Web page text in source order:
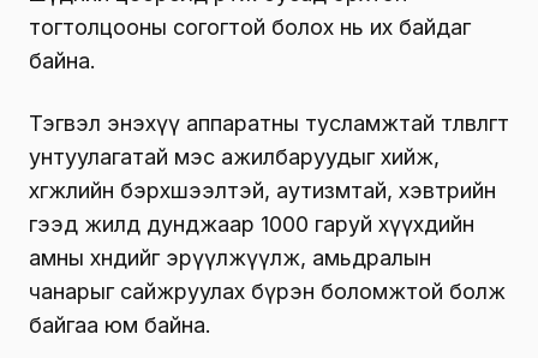
тогтолцооны согогтой болох нь их байдаг
байна.
Тэгвэл энэхүү аппаратны тусламжтай төлөвлөгөөт
унтуулагатай мэс ажилбаруудыг хийж,
хөгжлийн бэрхшээлтэй, аутизмтай, хэвтрийн
гээд жилд дунджаар 1000 гаруй хүүхдийн
амны хөндийг эрүүлжүүлж, амьдралын
чанарыг сайжруулах бүрэн боломжтой болж
байгаа юм байна.